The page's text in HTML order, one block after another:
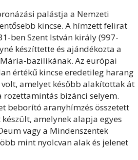
palástja a Nemzeti
kincse. A hímzett felirat
ben Szent István király (997-
készíttette és ajándékozta a
bazilikának. Az európai
értékű kincse eredetileg harang
amelyet később alakítottak át
bizánci selyem.
beborító aranyhímzés összetett
amelynek alapja egyes
vagy a Mindenszentek
mint nyolcvan alak és jelenet